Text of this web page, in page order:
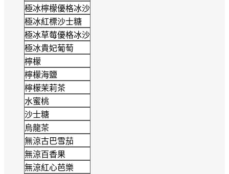
極冰檸檬優格冰沙
極冰紅標沙士糖
極冰草莓優格冰沙
極冰貴妃葡萄
檸檬
檸檬海鹽
檸檬茉莉茶
水蜜桃
沙士糖
烏龍茶
無涼古巴雪茄
無涼百香果
無涼紅心芭樂